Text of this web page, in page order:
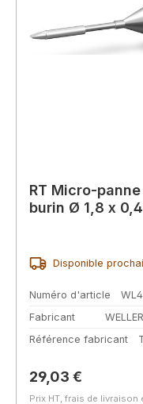
RT Micro-panne
burin Ø 1,8 x
Disponible
Numéro d'article
Fabricant
WELLER
Référence fabricant
Prix régulier :
29,03 €
Prix HT, frais de livraison